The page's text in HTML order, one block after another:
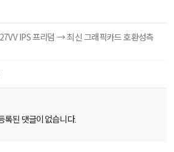
IPS 프리덤 → 최신 그래픽카드 호환성측
록된 댓글이 없습니다.